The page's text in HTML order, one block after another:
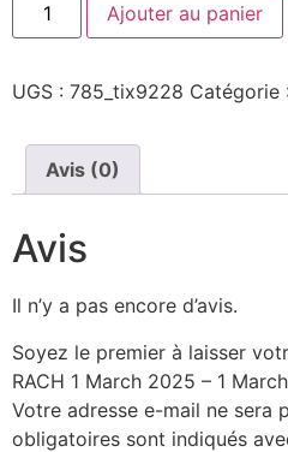
Ajouter au panier
UGS : 785_tix9228 Catégorie :
Avis (0)
Avis
Il n’y a pas encore d’avis.
Soyez le premier à laisser
RACH 1 March 2025 – 1
Votre adresse e-mail ne sera
obligatoires sont indiqués